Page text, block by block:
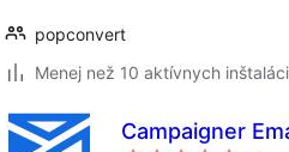
popconvert
Menej než 10 aktívnych
Campaigner